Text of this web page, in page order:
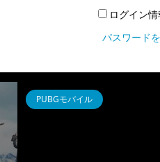
ログイン
パスワード
PUBGモバイル